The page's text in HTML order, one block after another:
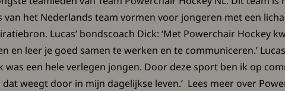
van het Nederlands team vormen voor jongeren met een
Lucas’ bondscoach Dick: ‘Met Powerchair Hockey
en leer je goed samen te werken en te communiceren.’
was een hele verlegen jongen. Door deze sport ben ik op
weegt door in mijn dagelijkse leven.’ Lees meer over